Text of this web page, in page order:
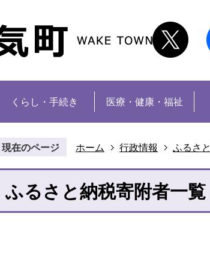
くらし・手続き 医療・健康・福祉
現在のページ ホーム 行政情報 ふるさ
ふるさと納税寄附者一覧